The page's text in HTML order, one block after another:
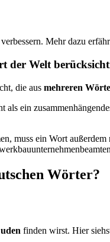
Mehr dazu
der Welt
die aus mehreren
als ein
muss ein Wort außerdem
Wörter?
finden wirst. Hier